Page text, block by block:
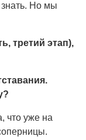
знать. Но мы
третий этап),
что уже на